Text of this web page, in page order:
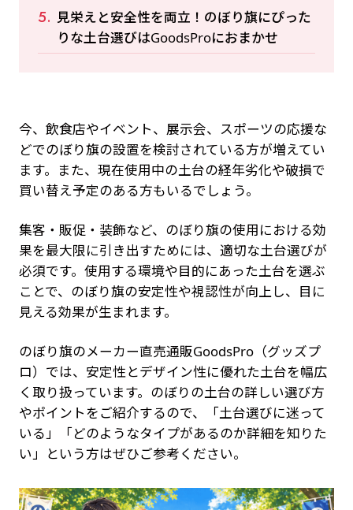
見栄えと安全性を両立！のぼり旗にぴった
りな土台選びはGoodsProにおまかせ
今、飲食店やイベント、展示会、スポーツの応援な
どでのぼり旗の設置を検討されている方が増えてい
ます。また、現在使用中の土台の経年劣化や破損で
買い替え予定のある方もいるでしょう。
集客・販促・装飾など、のぼり旗の使用における効
果を最大限に引き出すためには、適切な土台選びが
必須です。使用する環境や目的にあった土台を選ぶ
ことで、のぼり旗の安定性や視認性が向上し、目に
見える効果が生まれます。
のぼり旗のメーカー直売通販GoodsPro（グッズプ
ロ）では、安定性とデザイン性に優れた土台を幅広
く取り扱っています。のぼりの土台の詳しい選び方
やポイントをご紹介するので、「土台選びに迷って
いる」「どのようなタイプがあるのか詳細を知りた
い」という方はぜひご参考ください。